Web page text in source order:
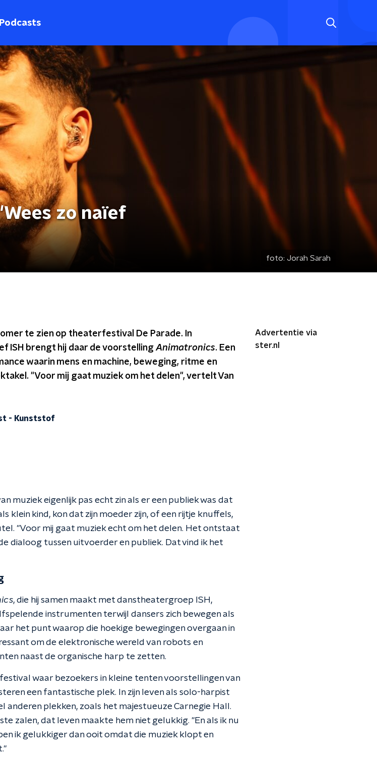
Podcasts
zo naïef
foto: Jorah Sarah
te zien op theaterfestival De Parade. In
ISH brengt hij daar de voorstellingAnimatronics. Een
waarin mens en machine, beweging, ritme en
"Voor mij gaat muziek om het delen", vertelt Van
- Kunststof
muziek eigenlijk pas echt zin als er een publiek was dat
klein kind, kon dat zijn moeder zijn, of een rijtje knuffels,
"Voor mij gaat muziek echt om het delen. Het ontstaat
dialoog tussen uitvoerder en publiek. Dat vind ik het
, die hij samen maakt met danstheatergroep ISH,
instrumenten terwijl dansers zich bewegen als
het punt waarop die hoekige bewegingen overgaan in
om de elektronische wereld van robots en
naast de organische harp te zetten.
waar bezoekers in kleine tenten voorstellingen van
een fantastische plek. In zijn leven als solo-harpist
plekken, zoals het majestueuze Carnegie Hall.
zalen, dat leven maakte hem niet gelukkig. "En als ik nu
ik gelukkiger dan ooit omdat die muziek klopt en
Advertentie via
ster.nl